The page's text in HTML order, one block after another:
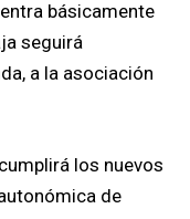
básicamente
seguirá
a la asociación
los nuevos
de